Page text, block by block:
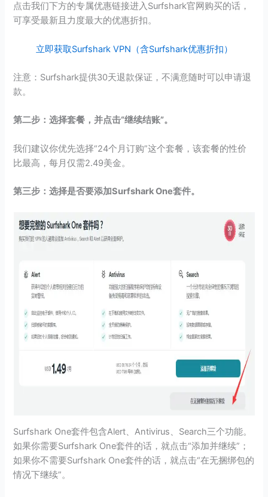
点击我们下方的专属优惠链接进入Surfshark官网购买的话，
可享受最新且力度最大的优惠折扣。
立即获取Surfshark VPN（含Surfshark优惠折扣）
注意：Surfshark提供30天退款保证，不满意随时可以申请退
款。
第二步：选择套餐，并点击“继续结账”。
我们建议你优先选择“24个月订购”这个套餐，该套餐的性价
比最高，每月仅需2.49美金。
第三步：选择是否要添加Surfshark One套件。
Surfshark One套件包含Alert、Antivirus、Search三个功能。
如果你需要Surfshark One套件的话，就点击“添加并继续”；
如果你不需要Surfshark One套件的话，就点击“在无捆绑包的
情况下继续”。